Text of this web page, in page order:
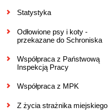
Statystyka
Odłowione psy i koty -
przekazane do Schroniska
Współpraca z Państwową
Inspekcją Pracy
Współpraca z MPK
Z życia strażnika miejskiego